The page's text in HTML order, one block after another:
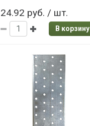
24.92 руб. / шт.
В корзину